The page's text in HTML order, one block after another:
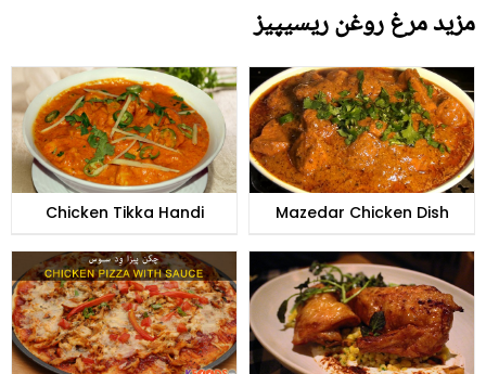
مزید مرغ روغن ریسیپیز
Chicken Tikka Handi Mazedar Chicken Dish